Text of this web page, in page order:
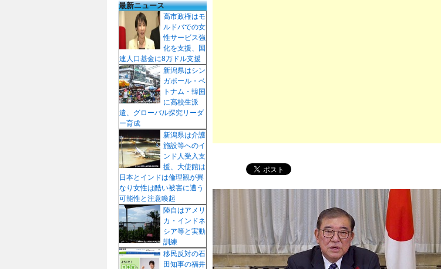
キ
ッ
プ
最新ニュース
高市政権はモ
ルドバでの女
性サービス強
化を支援、国
連人口基金に8万ドル支援
新潟県はシン
ガポール・ベ
トナム・韓国
に高校生派
遣、グローバル探究リーダ
ー育成
新潟県は介護
施設等へのイ
ンド人受入支
援、大使館は
日本とインドは倫理観が異
なり女性は酷い被害に遭う
可能性と注意喚起
陸自はアメリ
カ・インドネ
シア等と実動
訓練
移民反対の石
田知事の福井